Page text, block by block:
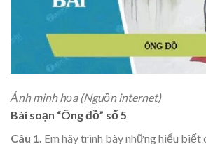
Ảnh minh họa (Nguồn internet)
Bài soạn “Ông đồ” số 5
Câu 1. Em hãy trình bày những hiểu biết